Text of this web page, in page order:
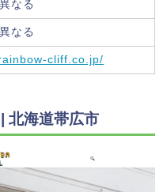
なる
なる
cliff.co.jp/
北海道帯広市